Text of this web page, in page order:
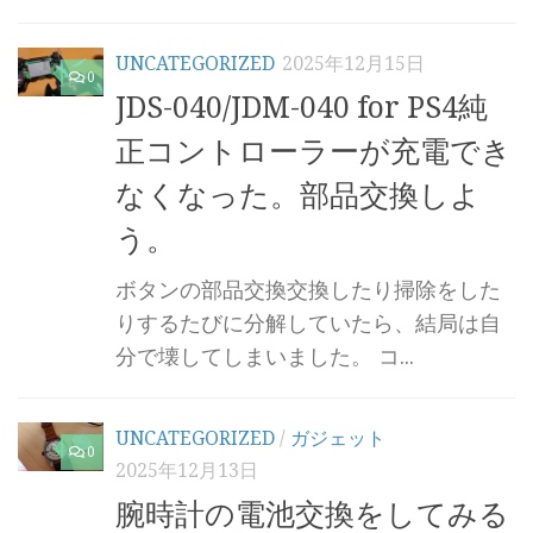
0
UNCATEGORIZED 2025年12月15日
JDS-040/JDM-040 for PS4純
正コントローラーが充電でき
なくなった。部品交換しよ
う。
ボタンの部品交換交換したり掃除をした
りするたびに分解していたら、結局は自
分で壊してしまいました。 コ...
0
UNCATEGORIZED / ガジェット
2025年12月13日
腕時計の電池交換をしてみる